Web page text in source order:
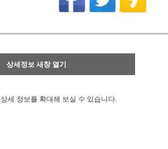
상세정보 새창 열기
상세 정보를 확대해 보실 수 있습니다.